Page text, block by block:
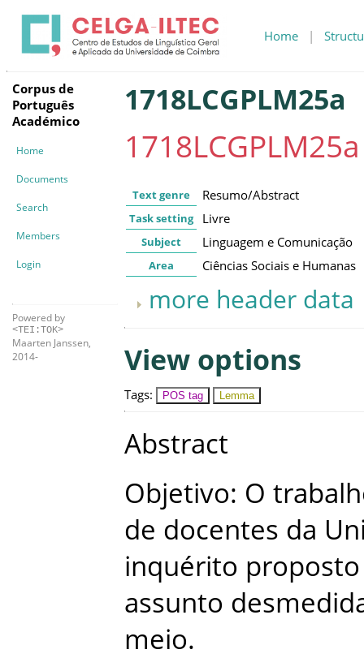
Home |
Corpus de
Português
Académico
Home
Documents
Search
Members
Login
Powered by
<TEI:TOK>
Maarten Janssen,
2014-
1718LCGPLM25a
1718LCGPLM25a
Text genre Resumo/Abstract
Task setting Livre
Subject Linguagem e Comunicação
Area Ciências Sociais e Humanas
more header data
View options
Tags: POS tag Lemma
Abstract
Objetivo: O
de docentes da
inquérito proposto
assunto
meio.